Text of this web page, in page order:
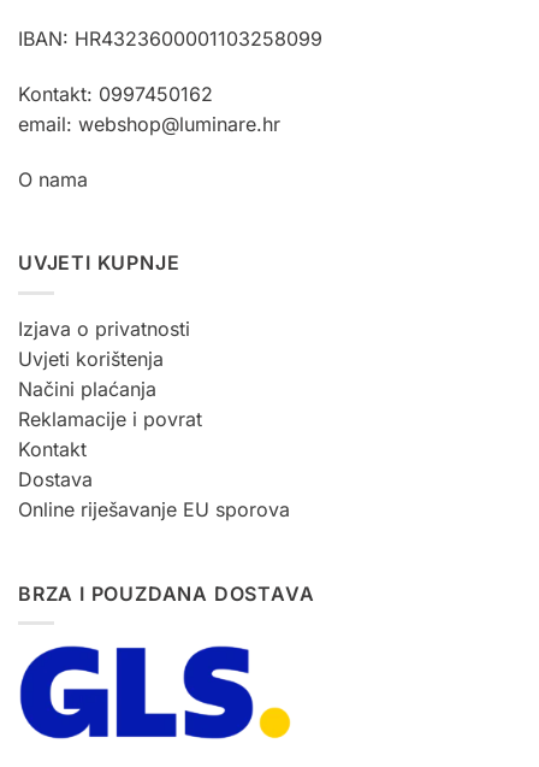
IBAN: HR4323600001103258099
Kontakt: 0997450162
email: webshop@luminare.hr
O nama
UVJETI KUPNJE
Izjava o privatnosti
Uvjeti korištenja
Načini plaćanja
Reklamacije i povrat
Kontakt
Dostava
Online riješavanje EU sporova
BRZA I POUZDANA DOSTAVA